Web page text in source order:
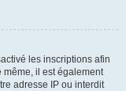
les inscriptions afin
même, il est également
adresse IP ou interdit